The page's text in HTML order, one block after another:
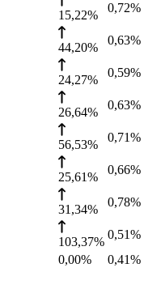
15,22%
0,72%
44,20%
0,63%
24,27%
0,59%
26,64%
0,63%
56,53%
0,71%
25,61%
0,66%
31,34%
0,78%
103,37%
0,51%
0,00% 0,41%